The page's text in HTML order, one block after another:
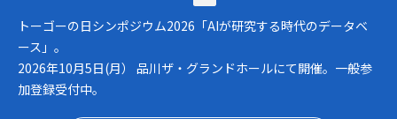
トーゴーの日シンポジウム2026「AIが研究する時代のデータベ
ース」。
2026年10月5日(月） 品川ザ・グランドホールにて開催。一般参
加登録受付中。